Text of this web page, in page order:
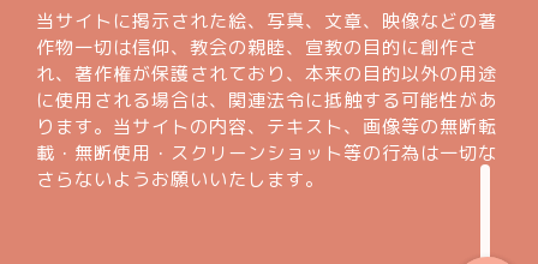
当サイトに掲示された絵、写真、文章、映像などの著
作物一切は信仰、教会の親睦、宣教の目的に創作さ
れ、著作権が保護されており、本来の目的以外の用途
に使用される場合は、関連法令に抵触する可能性があ
ります。当サイトの内容、テキスト、画像等の無断転
載・無断使用・スクリーンショット等の行為は一切な
さらないようお願いいたします。
profile
著作権について
お問い合わせフォーム